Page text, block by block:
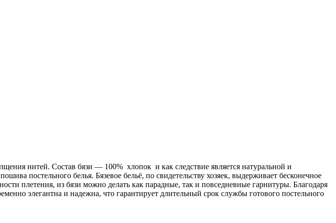
нитей. Состав бязи ― 100% хлопок и как следствие является натуральной и
постельного белья. Бязевое бельё, по свидетельству хозяек, выдерживает бесконечное
плетения, из бязи можно делать как парадные, так и повседневные гарнитуры. Благодаря
элегантна и надежна, что гарантирует длительный срок службы готового постельного